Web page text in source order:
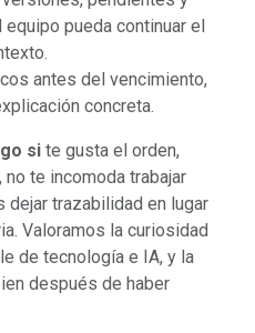
pueda continuar el
antes del vencimiento,
concreta.
si te gusta el orden,
te incomoda trabajar
trazabilidad en lugar
Valoramos la curiosidad
de tecnología e IA, y la
después de haber